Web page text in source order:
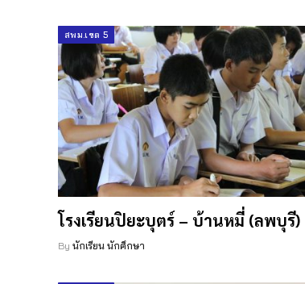
สพม.เขต 5
โรงเรียนปิยะบุตร์ – บ้านหมี่ (ลพบุรี)
By นักเรียน นักศึกษา